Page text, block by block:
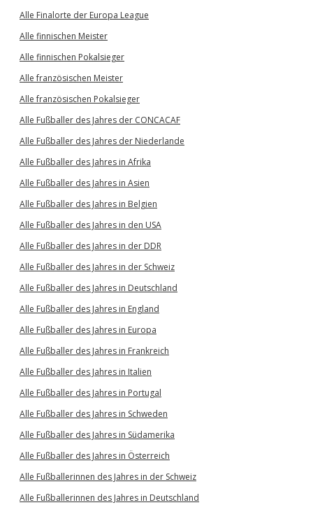
Alle Finalorte der Europa League
Alle finnischen Meister
Alle finnischen Pokalsieger
Alle französischen Meister
Alle französischen Pokalsieger
Alle Fußballer des Jahres der CONCACAF
Alle Fußballer des Jahres der Niederlande
Alle Fußballer des Jahres in Afrika
Alle Fußballer des Jahres in Asien
Alle Fußballer des Jahres in Belgien
Alle Fußballer des Jahres in den USA
Alle Fußballer des Jahres in der DDR
Alle Fußballer des Jahres in der Schweiz
Alle Fußballer des Jahres in Deutschland
Alle Fußballer des Jahres in England
Alle Fußballer des Jahres in Europa
Alle Fußballer des Jahres in Frankreich
Alle Fußballer des Jahres in Italien
Alle Fußballer des Jahres in Portugal
Alle Fußballer des Jahres in Schweden
Alle Fußballer des Jahres in Südamerika
Alle Fußballer des Jahres in Österreich
Alle Fußballerinnen des Jahres in der Schweiz
Alle Fußballerinnen des Jahres in Deutschland